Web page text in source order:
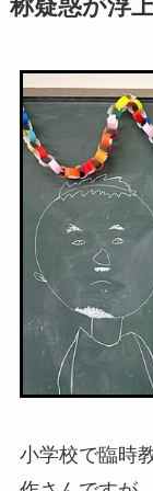
称疑惑が浮
小学校で臨時